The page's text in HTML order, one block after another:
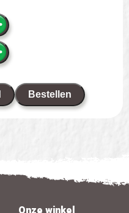
Bestellen